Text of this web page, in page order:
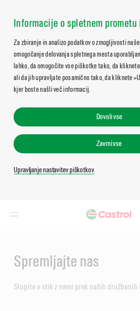
Informacije o spletnem
Za zbiranje in analizo podatkov o zmogljivosti
omogočanje delovanja spletnega mesta
lahko, da omogočite vse piškotke tako, da
ali da jih upravljate posamično tako, da kliknete
kjer boste našli več informacij.
Dovoli vse
Zavrni vse
Upravljanje nastavitev piškotkov
Spremljajte nas
Stopite v stik z nami prek naših družbenih